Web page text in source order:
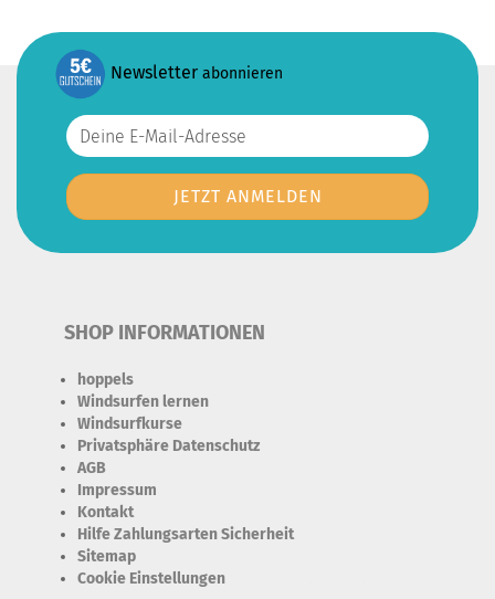
Newsletter abonnieren
SHOP INFORMATIONEN
hoppels
Windsurfen lernen
Windsurfkurse
Privatsphäre Datenschutz
AGB
Impressum
Kontakt
Hilfe Zahlungsarten Sicherheit
Sitemap
Cookie Einstellungen